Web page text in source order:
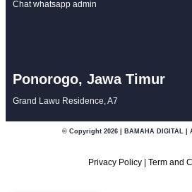
Chat whatsapp admin
Ponorogo, Jawa Timur
Grand Lawu Residence, A7
© Copyright 2026 | BAMAHA DIGITAL |
Privacy Policy Term and